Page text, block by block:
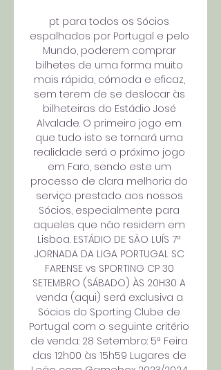
pt para todos os Sócios
espalhados por Portugal e pelo
Mundo, poderem comprar
bilhetes de uma forma muito
mais rápida, cómoda e eficaz,
sem terem de se deslocar às
bilheteiras do Estádio José
Alvalade. O primeiro jogo em
que tudo isto se tornará uma
realidade será o próximo jogo
em Faro, sendo este um
processo de clara melhoria do
serviço prestado aos nossos
Sócios, especialmente para
aqueles que não residem em
Lisboa. ESTÁDIO DE SÃO LUÍS 7ª
JORNADA DA LIGA PORTUGAL SC
FARENSE vs SPORTING CP 30
SETEMBRO (SÁBADO) ÀS 20H30 A
venda (aqui) será exclusiva a
Sócios do Sporting Clube de
Portugal com o seguinte critério
de venda: 28 Setembro: 5ª Feira
das 12h00 às 15h59 Lugares de